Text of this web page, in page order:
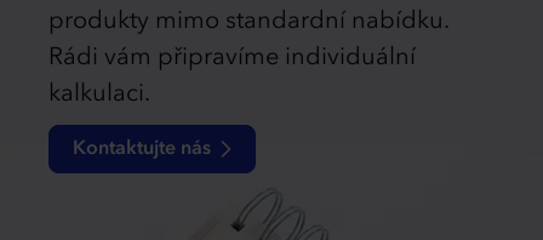
produkty mimo standardní nabídku.
Rádi vám připravíme individuální
kalkulaci.
Kontaktujte nás